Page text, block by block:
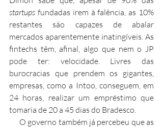
startups fundadas irem à falência, as 10%
restantes são capazes de abalar
mercados aparentemente inatingíveis. As
fintechs têm, afinal, algo que nem o JP
pode ter: velocidade. Livres das
burocracias que prendem os gigantes,
empresas, como a Intoo, conseguem, em
24 horas, realizar um empréstimo que
tomaria de 20 a 45 dias do Bradesco.